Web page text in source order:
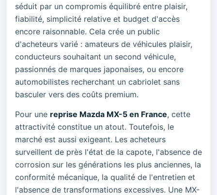
séduit par un compromis équilibré entre plaisir,
fiabilité, simplicité relative et budget d'accès
encore raisonnable. Cela crée un public
d'acheteurs varié : amateurs de véhicules plaisir,
conducteurs souhaitant un second véhicule,
passionnés de marques japonaises, ou encore
automobilistes recherchant un cabriolet sans
basculer vers des coûts premium.
Pour une reprise Mazda MX-5 en France, cette
attractivité constitue un atout. Toutefois, le
marché est aussi exigeant. Les acheteurs
surveillent de près l'état de la capote, l'absence de
corrosion sur les générations les plus anciennes, la
conformité mécanique, la qualité de l'entretien et
l'absence de transformations excessives. Une MX-